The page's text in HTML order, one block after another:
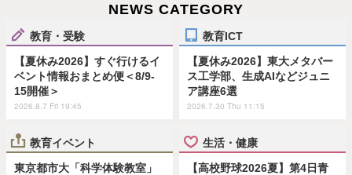
NEWS CATEGORY
教育・受験
【夏休み2026】すぐ行けるイ
ベント情報おまとめ便＜8/9-
15開催＞
2026.8.7 Fri 19:45
教育ICT
【夏休み2026】東大メタバー
ス工学部、生成AIなどジュニ
ア講座6選
2026.7.30 Thu 11:15
教育イベント
東京都市大「科学体験教室」
生活・健康
【高校野球2026夏】第4日青